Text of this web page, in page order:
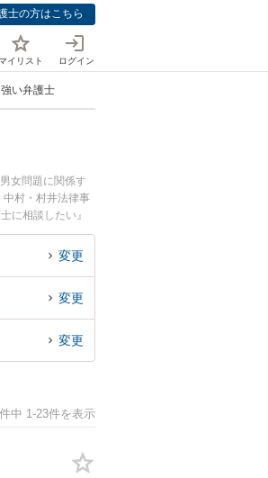
士の方はこちら
イリスト ログイン
い弁護士
女問題に関係す
村・村井法律事
に相談したい』
困りの相談者さん
変更
変更
変更
中 1-23件を表示